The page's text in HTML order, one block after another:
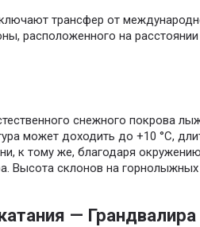
трансфер от
расположенного на
снежного покрова
может доходить до +10 °C,
к тому же, благодаря
Высота склонов на
— Грандвалира